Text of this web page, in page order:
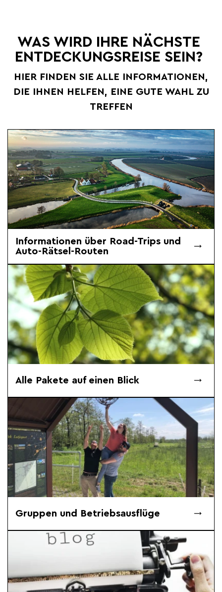
WAS WIRD IHRE NÄCHSTE
ENTDECKUNGSREISE SEIN?
HIER FINDEN SIE ALLE INFORMATIONEN,
DIE IHNEN HELFEN, EINE GUTE WAHL ZU
TREFFEN
Informationen über Road-Trips und
Auto-Rätsel-Routen
Alle Pakete auf einen Blick
Gruppen und Betriebsausflüge